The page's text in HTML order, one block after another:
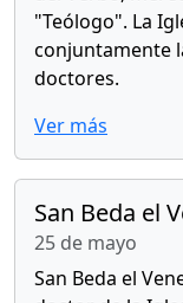
"Teólogo". La
conjuntamente
doctores.
Ver más
San Beda el
25 de mayo
San Beda el